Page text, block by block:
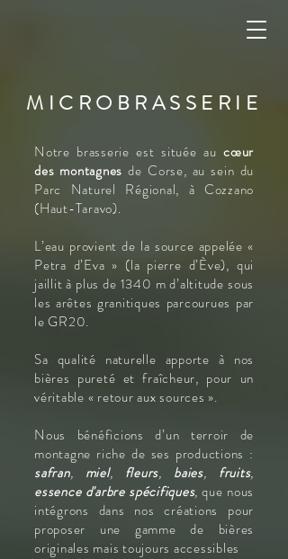
MICROBRASSERIE
Notre brasserie est située au cœur
des montagnes de Corse, au sein du
Parc Naturel Régional, à Cozzano
(Haut-Taravo).
L’eau provient de la source appelée «
Petra d’Eva » (la pierre d’Ève), qui
jaillit à plus de 1340 m d’altitude sous
les arêtes granitiques parcourues par
le GR20.
Sa qualité naturelle apporte à nos
bières pureté et fraîcheur, pour un
véritable « retour aux sources ».
Nous bénéficions d’un terroir de
montagne riche de ses productions :
safran, miel, fleurs, baies, fruits,
essence d'arbre spécifiques, que nous
intégrons dans nos créations pour
proposer une gamme de bières
originales mais toujours accessibles